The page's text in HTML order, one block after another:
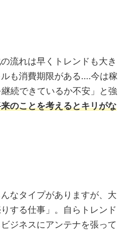
流れは早くトレンドも大き
も消費期限がある....今は稼
続できているか不安」と強
のことを考えるとキリがな
なタイプがありますが、大
する仕事」。自らトレンド
ジネスにアンテナを張って